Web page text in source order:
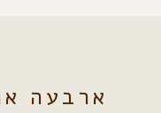
ארבעה